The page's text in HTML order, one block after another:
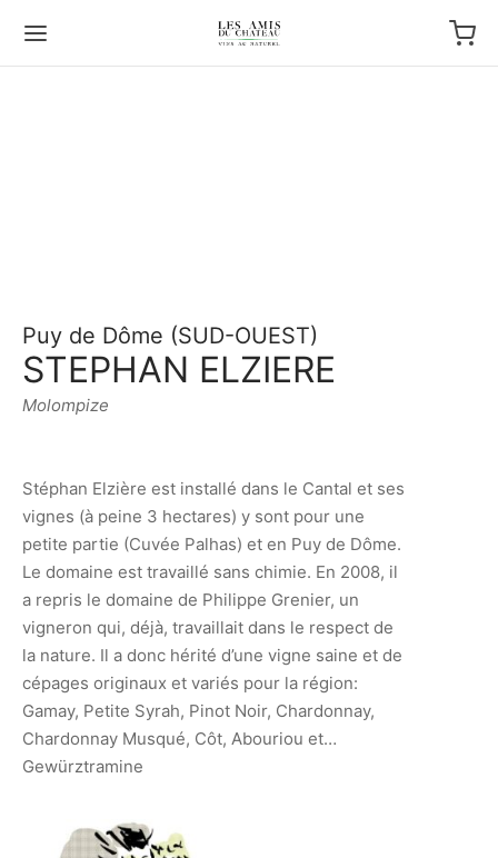
Puy de Dôme (SUD-OUEST)
STEPHAN ELZIERE
Molompize
Stéphan Elzière est installé dans le Cantal et ses
vignes (à peine 3 hectares) y sont pour une
petite partie (Cuvée Palhas) et en Puy de Dôme.
Le domaine est travaillé sans chimie. En 2008, il
a repris le domaine de Philippe Grenier, un
vigneron qui, déjà, travaillait dans le respect de
la nature. Il a donc hérité d’une vigne saine et de
cépages originaux et variés pour la région:
Gamay, Petite Syrah, Pinot Noir, Chardonnay,
Chardonnay Musqué, Côt, Abouriou et…
Gewürztramine